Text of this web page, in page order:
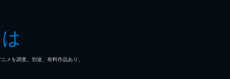
を調査。別途、有料作品あり。